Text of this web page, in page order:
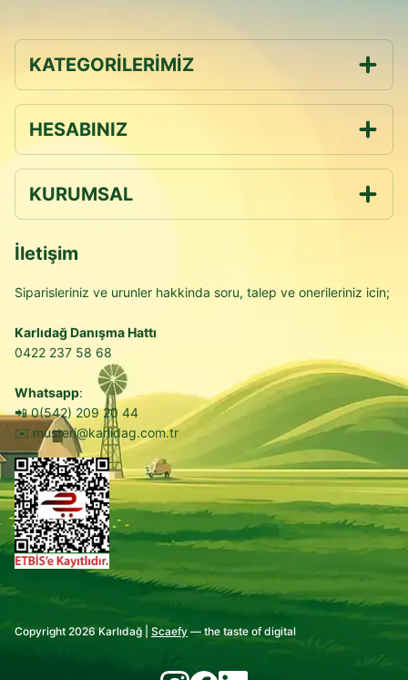
KATEGORİLERİMİZ
HESABINIZ
KURUMSAL
İletişim
Siparisleriniz ve urunler hakkinda soru, talep ve onerileriniz icin;
Karlıdağ Danışma Hattı
0422 237 58 68
Whatsapp:
📲0(542) 209 20 44
✉️ musteri@karlidag.com.tr
Copyright 2026 Karlıdağ | Scaefy — the taste of digital